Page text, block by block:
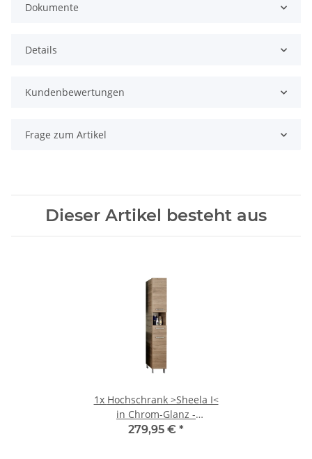
Dokumente
Details
Kundenbewertungen
Frage zum Artikel
Dieser Artikel besteht aus
1x Hochschrank >Sheela I<
in Chrom-Glanz -
30x195,5x33cm (BxHxT)
279,95 € *